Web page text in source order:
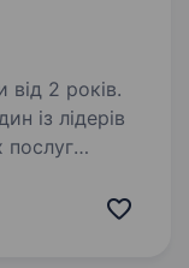
від 2 років.
із лідерів
послуг